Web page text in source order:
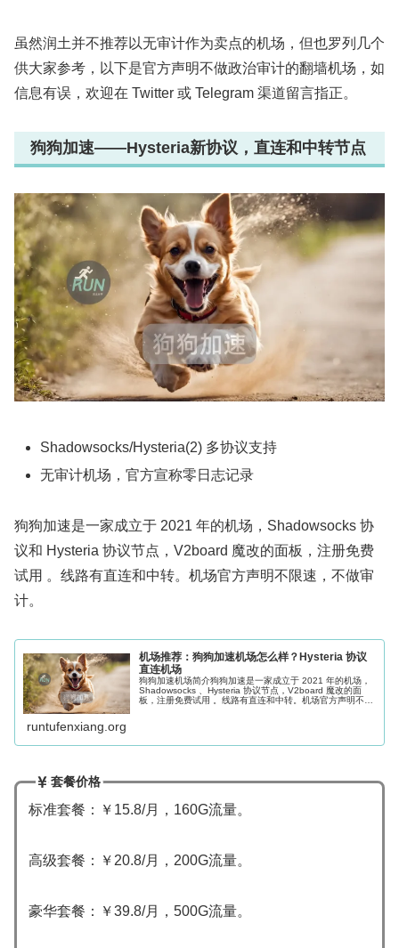
虽然润土并不推荐以无审计作为卖点的机场，但也罗列几个
供大家参考，以下是官方声明不做政治审计的翻墙机场，如
信息有误，欢迎在 Twitter 或 Telegram 渠道留言指正。
狗狗加速——Hysteria新协议，直连和中转节点
Shadowsocks/Hysteria(2) 多协议支持
无审计机场，官方宣称零日志记录
狗狗加速是一家成立于 2021 年的机场，Shadowsocks 协
议和 Hysteria 协议节点，V2board 魔改的面板，注册免费
试用 。线路有直连和中转。机场官方声明不限速，不做审
计。
机场推荐：狗狗加速机场怎么样？Hysteria 协议
直连机场
狗狗加速机场简介狗狗加速是一家成立于 2021 年的机场，
Shadowsocks 、Hysteria 协议节点，V2board 魔改的面
板，注册免费试用 。线路有直连和中转。机场官方声明不限
runtufenxiang.org
套餐价格
标准套餐：￥15.8/月，160G流量。
高级套餐：￥20.8/月，200G流量。
豪华套餐：￥39.8/月，500G流量。